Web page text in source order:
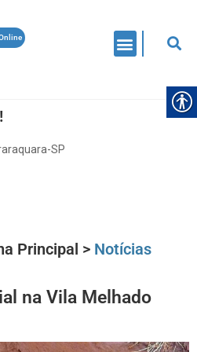
SP
Principal > Notícias
na Vila Melhado